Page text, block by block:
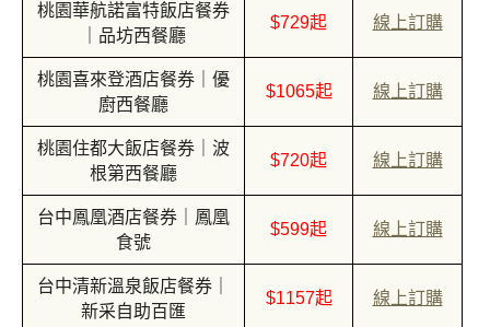
桃園華航諾富特飯店餐券
｜品坊西餐廳
$729起 線上訂購
桃園喜來登酒店餐券｜優
廚西餐廳
$1065起 線上訂購
桃園住都大飯店餐券｜波
根第西餐廳
$720起 線上訂購
台中鳳凰酒店餐券｜鳳凰
食號
$599起 線上訂購
台中清新溫泉飯店餐券｜
新采自助百匯
$1157起 線上訂購